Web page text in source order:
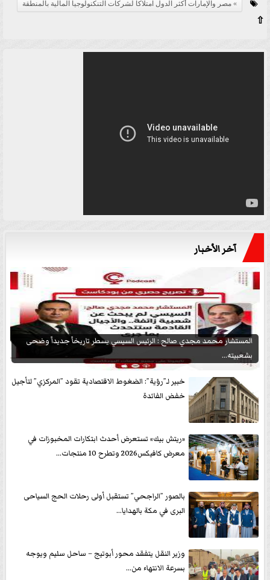
مصر والإمارات أكثر الدول امتلاكا لشركات التنكنولوجيا المالية بالمنطقة
⇧
آخر الأخبار
المستشار محمد مجدي صالح : الرئيس السيسي يسطر تاريخاً جديداً وضحى
بشعبيته...
خبير لـ”رؤية”: الضغوط الاقتصادية تقود ”المركزي” لتأجيل
خفض الفائدة
«ريتش بيك» تستعرض أحدث ابتكارات المخبوزات في
معرض كافيكس2026 وتطرح 10 منتجات...
بالصور ”الراجحي” تستقبل أولى رحلات الحج السياحى
البرى في مكة بالهدايا...
وزير النقل يتفقد محور أبوتيج – ساحل سليم ويوجه
بسرعة الانتهاء من...